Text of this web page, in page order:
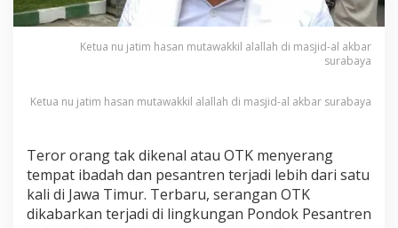
p
o
s
i
e
r
Ketua nu jatim hasan mutawakkil alallah di masjid-al akbar
surabaya
Ketua nu jatim hasan mutawakkil alallah di masjid-al akbar surabaya
Teror orang tak dikenal atau OTK menyerang
tempat ibadah dan pesantren terjadi lebih dari satu
kali di Jawa Timur. Terbaru, serangan OTK
dikabarkan terjadi di lingkungan Pondok Pesantren